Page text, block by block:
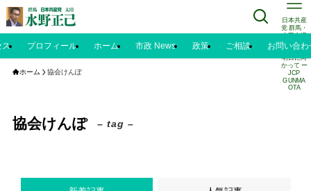
日本共産
党 群馬・
太田市議
水野正己
のブログ |
明日に向
かって ー
JCP
GUNMA
OTA
ス プロフィール ホーム 市政 News 政策 ご相談 お問い合わ
ホーム 協会けんぽ
協会けんぽ – tag –